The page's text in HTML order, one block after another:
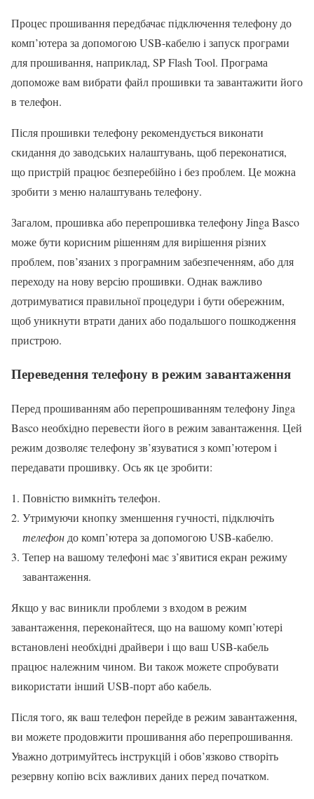
Процес прошивання передбачає підключення телефону до
комп’ютера за допомогою USB-кабелю і запуск програми
для прошивання, наприклад, SP Flash Tool. Програма
допоможе вам вибрати файл прошивки та завантажити його
в телефон.
Після прошивки телефону рекомендується виконати
скидання до заводських налаштувань, щоб переконатися,
що пристрій працює безперебійно і без проблем. Це можна
зробити з меню налаштувань телефону.
Загалом, прошивка або перепрошивка телефону Jinga Basco
може бути корисним рішенням для вирішення різних
проблем, пов’язаних з програмним забезпеченням, або для
переходу на нову версію прошивки. Однак важливо
дотримуватися правильної процедури і бути обережним,
щоб уникнути втрати даних або подальшого пошкодження
пристрою.
Переведення телефону в режим завантаження
Перед прошиванням або перепрошиванням телефону Jinga
Basco необхідно перевести його в режим завантаження. Цей
режим дозволяє телефону зв’язуватися з комп’ютером і
передавати прошивку. Ось як це зробити:
Повністю вимкніть телефон.
Утримуючи кнопку зменшення гучності, підключіть
телефон до комп’ютера за допомогою USB-кабелю.
Тепер на вашому телефоні має з’явитися екран режиму
завантаження.
Якщо у вас виникли проблеми з входом в режим
завантаження, переконайтеся, що на вашому комп’ютері
встановлені необхідні драйвери і що ваш USB-кабель
працює належним чином. Ви також можете спробувати
використати інший USB-порт або кабель.
Після того, як ваш телефон перейде в режим завантаження,
ви можете продовжити прошивання або перепрошивання.
Уважно дотримуйтесь інструкцій і обов’язково створіть
резервну копію всіх важливих даних перед початком.